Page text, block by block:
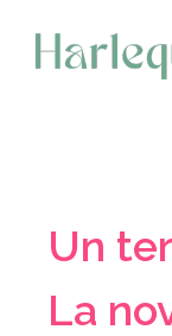
contenido
Un
La